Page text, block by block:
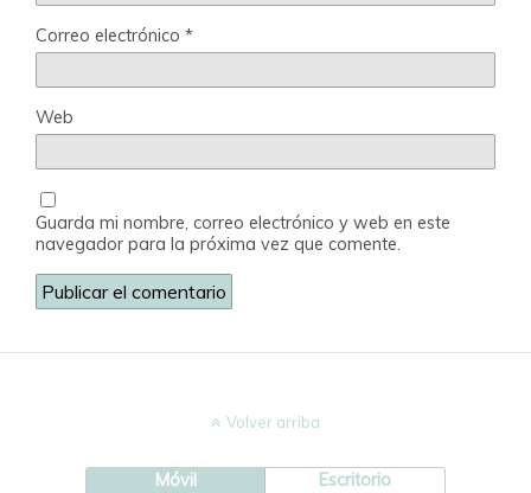
Correo electrónico *
Web
Guarda mi nombre, correo electrónico y web en este
navegador para la próxima vez que comente.
Volver arriba
Móvil Escritorio